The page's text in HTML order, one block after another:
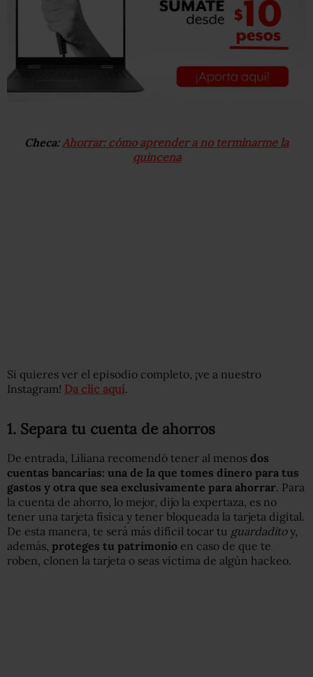
Checa: Ahorrar: cómo aprender a no terminarme la
quincena
Si quieres ver el episodio completo, ¡ve a nuestro
Instagram! Da clic aquí.
1. Separa tu cuenta de ahorros
De entrada, Liliana recomendó tener al menos dos
cuentas bancarias: una de la que tomes dinero para tus
gastos y otra que sea exclusivamente para ahorrar. Para
la cuenta de ahorro, lo mejor, dijo la expertaza, es no
tener una tarjeta física y tener bloqueada la tarjeta digital.
De esta manera, te será más difícil tocar tu guardaditoy,
además, proteges tu patrimonio en caso de que te
roben, clonen la tarjeta o seas víctima de algún hackeo.